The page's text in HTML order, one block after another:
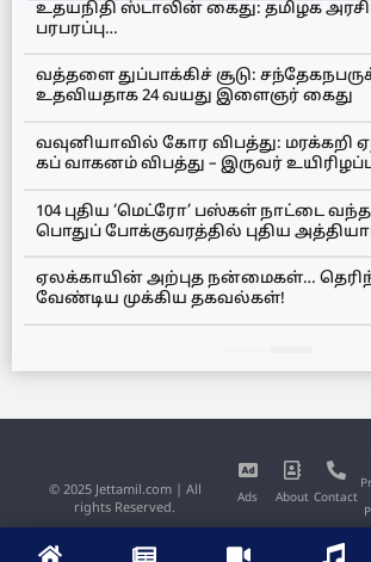
உதயநிதி ஸ்டாலின் கைது: தமிழக
பரபரப்பு…
வத்தளை துப்பாக்கிச் சூடு:
உதவியதாக 24 வயது இளைஞர் கைது
வவுனியாவில் கோர விபத்து: மரக்கறி
கப் வாகனம் விபத்து – இருவர்
104 புதிய ‘மெட்ரோ’ பஸ்கள் நாட்டை
பொதுப் போக்குவரத்தில் புதிய
ஏலக்காயின் அற்புத நன்மைகள்…
வேண்டிய முக்கிய தகவல்கள்!
Ads About Contact
© 2025 Jettamil.com | All
rights Reserved.